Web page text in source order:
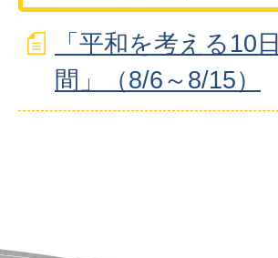
「平和を考える10日
間」（8/6～8/15）